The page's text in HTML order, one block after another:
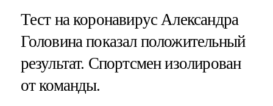
Тест на коронавирус Александра
Головина показал положительный
результат. Спортсмен изолирован
от команды.